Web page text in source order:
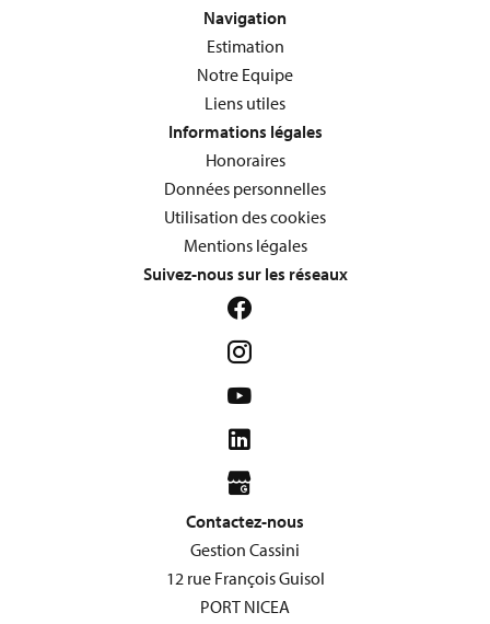
Navigation
Estimation
Notre Equipe
Liens utiles
Informations légales
Honoraires
Données personnelles
Utilisation des cookies
Mentions légales
Suivez-nous sur les réseaux
Contactez-nous
Gestion Cassini
12 rue François Guisol
PORT NICEA